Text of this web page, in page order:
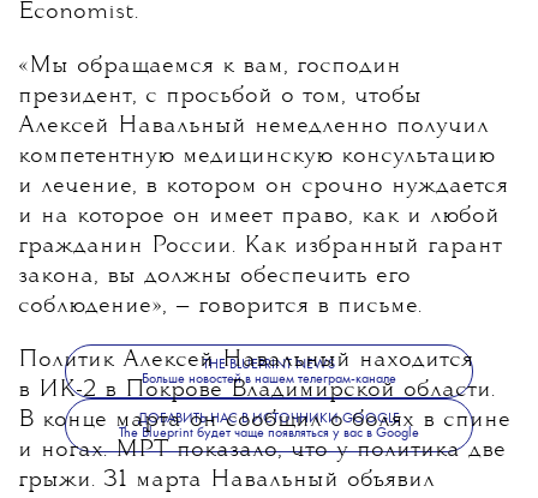
Economist.
«Мы обращаемся к вам, господин
президент, с просьбой о том, чтобы
Алексей Навальный немедленно получил
компетентную медицинскую консультацию
и лечение, в котором он срочно нуждается
и на которое он имеет право, как и любой
гражданин России. Как избранный гарант
закона, вы должны обеспечить его
соблюдение», — говорится в письме.
Политик Алексей Навальный находится
в ИК-2 в Покрове Владимирской области.
В конце марта он сообщил о болях в спине
и ногах. МРТ показало, что у политика две
грыжи. 31 марта Навальный объявил
THE BLUEPRINT NEWS
Больше новостей в нашем телеграм-канале
ДОБАВИТЬ НАС В ИСТОЧНИКИ GOOGLE
The Blueprint будет чаще появляться у вас в Google